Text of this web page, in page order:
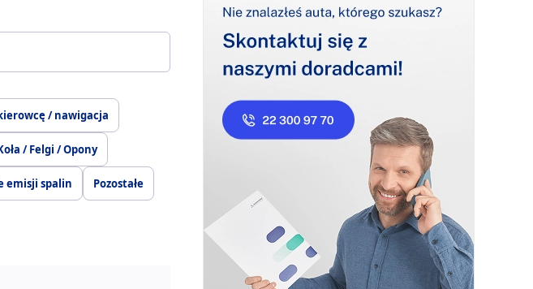
/ nawigacja
/ Felgi / Opony
emisji spalin Pozostałe